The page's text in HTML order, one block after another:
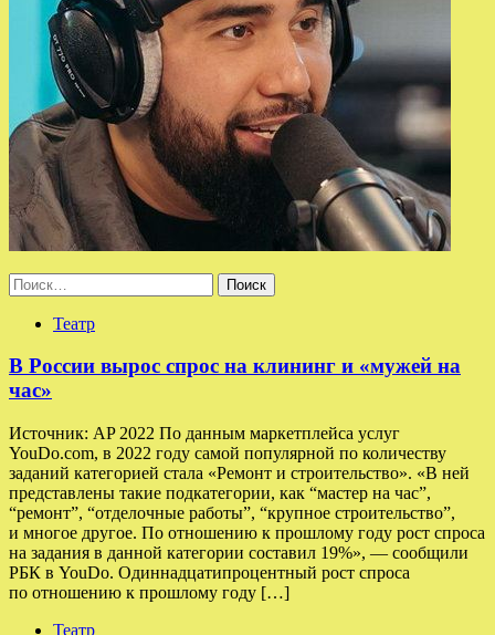
Найти:
Театр
В России вырос спрос на клининг и «мужей на
час»
Источник: AP 2022 По данным маркетплейса услуг
YouDo.com, в 2022 году самой популярной по количеству
заданий категорией стала «Ремонт и строительство». «В ней
представлены такие подкатегории, как “мастер на час”,
“ремонт”, “отделочные работы”, “крупное строительство”,
и многое другое. По отношению к прошлому году рост спроса
на задания в данной категории составил 19%», — сообщили
РБК в YouDo. Одиннадцатипроцентный рост спроса
по отношению к прошлому году […]
Театр